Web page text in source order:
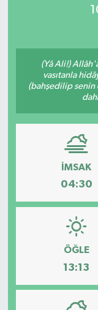
(Yâ Ali!)
vasıtanla
(bahşedilip senin
İMSAK
04:30
ÖĞLE
13:13
EĞİTİM
KÜLTÜR-
DÜNYA
ROPORTAJ
MAGAZİN
Tüm
Haber Arşivi